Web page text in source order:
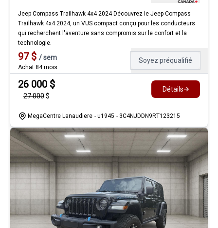
Jeep Compass Trailhawk 4x4 2024 Découvrez le Jeep Compass
Trailhawk 4x4 2024, un VUS compact conçu pour les conducteurs
qui recherchent l'aventure sans compromis sur le confort et la
technologie.
97$ /sem
Achat 84 mois
Soyez préqualifié
26 000 $
27 000$
Détails
MegaCentre Lanaudiere - u1945 - 3C4NJDDN9RT123215